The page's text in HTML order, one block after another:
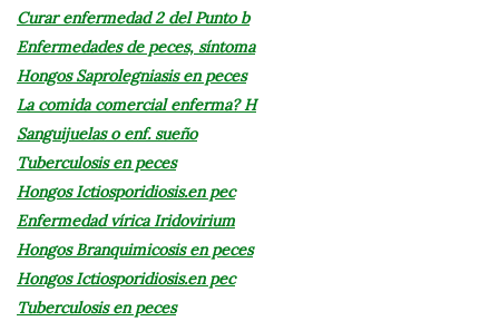
Curar enfermedad 2 del Punto b
Enfermedades de peces, síntoma
Hongos Saprolegniasis en peces
La comida comercial enferma? H
Sanguijuelas o enf. sueño
Tuberculosis en peces
Hongos Ictiosporidiosis.en pec
Enfermedad vírica Iridovirium
Hongos Branquimicosis en peces
Hongos Ictiosporidiosis.en pec
Tuberculosis en peces